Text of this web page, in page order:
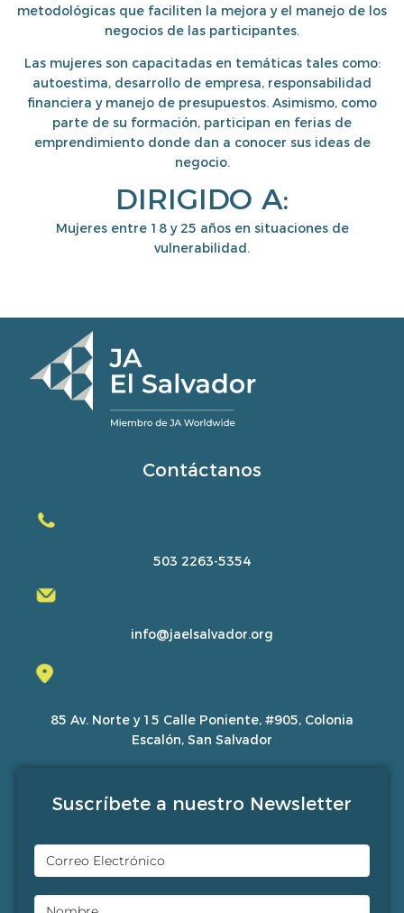
metodológicas que faciliten la mejora y el manejo de los
negocios de las participantes.
Las mujeres son capacitadas en temáticas tales como:
autoestima, desarrollo de empresa, responsabilidad
financiera y manejo de presupuestos. Asimismo, como
parte de su formación, participan en ferias de
emprendimiento donde dan a conocer sus ideas de
negocio.
DIRIGIDO A:
Mujeres entre 18 y 25 años en situaciones de
vulnerabilidad.
Contáctanos
503 2263-5354
info@jaelsalvador.org
85 Av. Norte y 15 Calle Poniente, #905, Colonia
Escalón, San Salvador
Suscríbete a nuestro Newsletter